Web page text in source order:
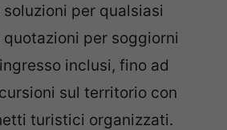
per qualsiasi
per soggiorni
inclusi, fino ad
sul territorio con
turistici organizzati.